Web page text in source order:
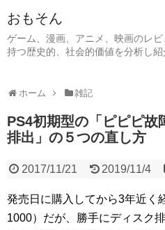
おもそん
ゲーム、漫画、アニメ、映画のレ
持つ歴史的、社会的価値を分析し
ホーム 雑記
PS4初期型の「ピピピ故
排出」の５つの直し方
2017/11/21 2019/11/4
発売日に購入してから3年近く
1000）だが、勝手にディスク